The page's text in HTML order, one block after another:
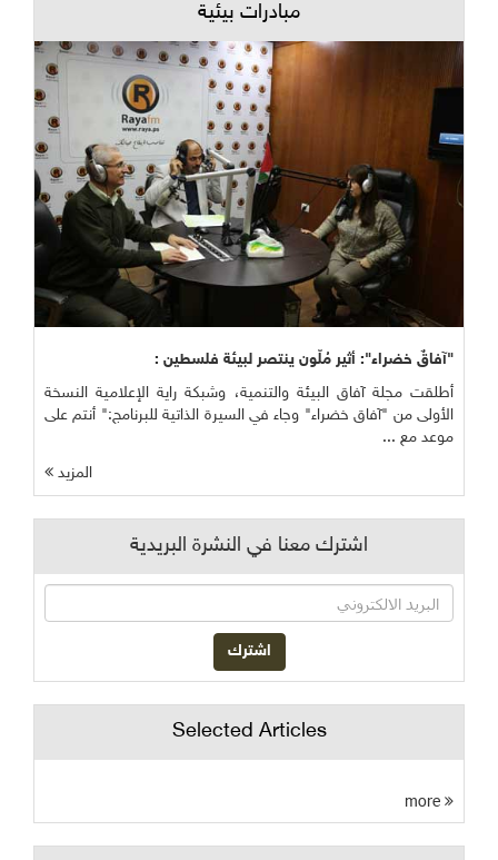
مبادرات بيئية
"آفاقٌ خضراء": أثير مُلّون ينتصر لبيئة فلسطين :
أطلقت مجلة آفاق البيئة والتنمية، وشبكة راية الإعلامية النسخة
الأولى من "آفاق خضراء" وجاء في السيرة الذاتية للبرنامج:" أنتم على
موعد مع ...
المزيد
اشترك معنا في النشرة البريدية
Selected Articles